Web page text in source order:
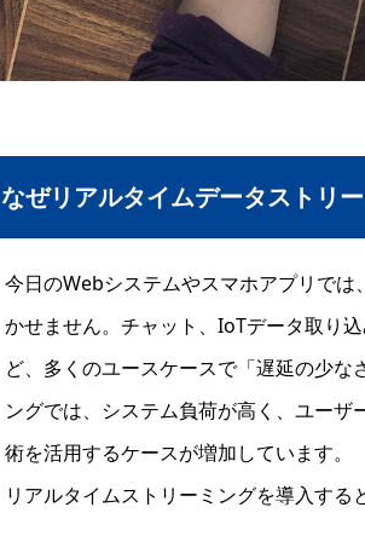
なぜリアルタイムデータストリ
今日のWebシステムやスマホアプリで
かせません。チャット、IoTデータ取り
ど、多くのユースケースで「遅延の少な
ングでは、システム負荷が高く、ユー
術を活用するケースが増加しています。
リアルタイムストリーミングを導入する